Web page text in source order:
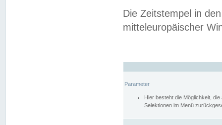
Die Zeitstempel in
mitteleuropäischer
Parameter
Hier besteht die Möglichkeit,
Selektionen im Menü